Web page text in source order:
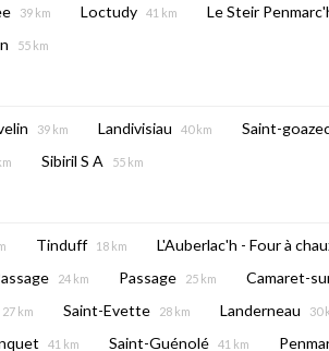
39 km Loctudy 41 km Le Steir
55 km
39 km Landivisiau 40 km Saint-
Sibiril S A 55 km
Tinduff 18 km L'Auberlac'h - Four à
24 km Passage 25 km Camaret-
27 km Saint-Evette 28 km Landerneau 30
41 km Saint-Guénolé 41 km